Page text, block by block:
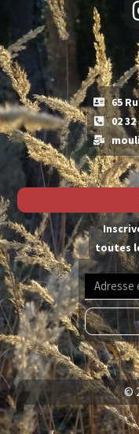
65
02 32
toutes
©